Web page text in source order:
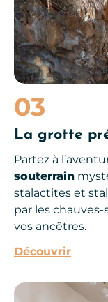
03
La grotte
Partez à
souterrain
stalactites et
par les
vos ancêtres.
Découvrir
Maison de la